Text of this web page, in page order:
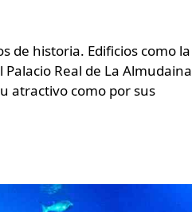
de historia. Edificios como la
Real de La Almudaina
atractivo como por sus